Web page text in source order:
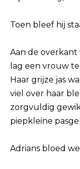
Toen bleef hij
Aan de overkant
lag een vrouw
Haar grijze jas
viel over haar
zorgvuldig
piepkleine
Adrians bloed